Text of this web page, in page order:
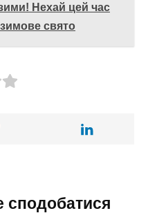
Нехай цей час
свято